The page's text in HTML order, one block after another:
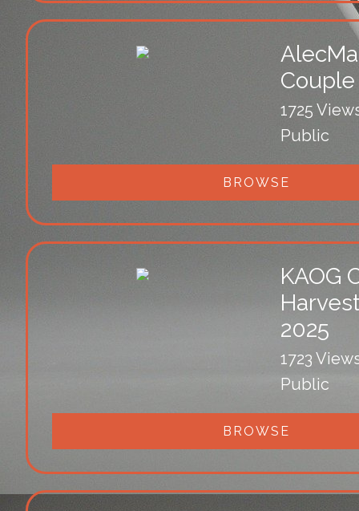
Couple
1725
Public
BROWSE
KAOG
2025
1723
Public
BROWSE